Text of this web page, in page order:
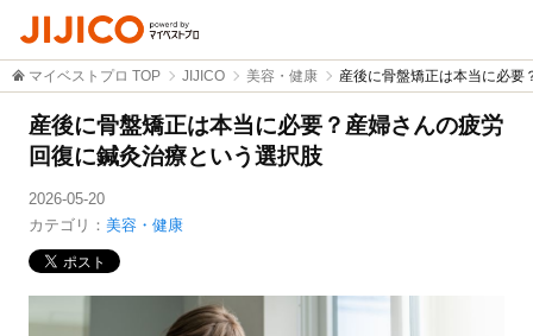
マイベストプロ TOP JIJICO 美容・健康 産後に骨盤矯正は本当に必要
産後に骨盤矯正は本当に必要？産婦さんの疲労
回復に鍼灸治療という選択肢
2026-05-20
カテゴリ： 美容・健康